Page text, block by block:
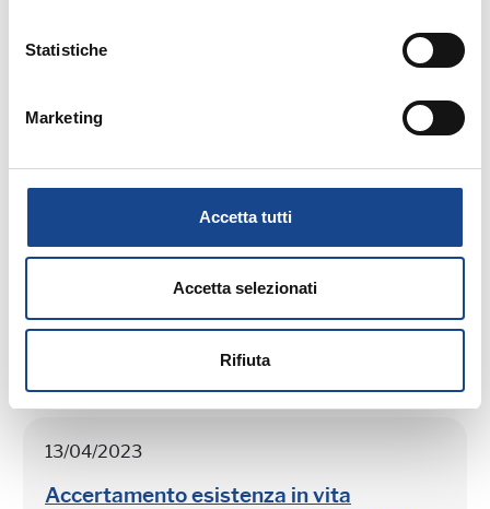
Statistiche
Marketing
Accetta tutti
Accetta selezionati
Rifiuta
17/04/2023
popolazione e sulle abitazioni
13/04/2023
Accertamento esistenza in vita